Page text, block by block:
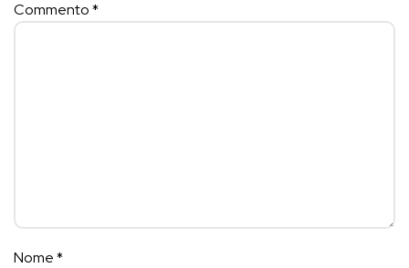
Commento*
Nome*